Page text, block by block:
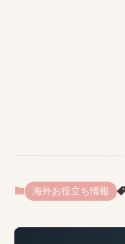
海外お役立ち情報